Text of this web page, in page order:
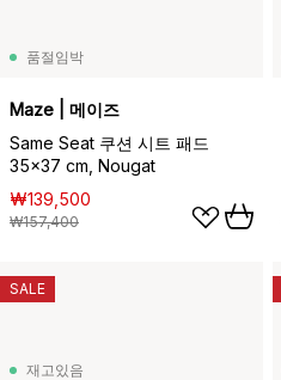
품절임박
Maze | 메이즈
Same Seat 쿠션 시트 패드
35x37 cm, Nougat
₩139,500
₩157,400
재고있음
SALE